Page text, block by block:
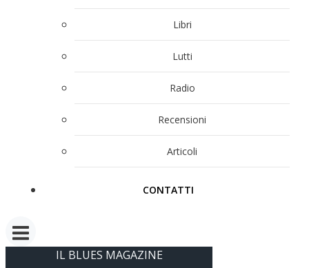
Libri
Lutti
Radio
Recensioni
Articoli
CONTATTI
IL BLUES MAGAZINE